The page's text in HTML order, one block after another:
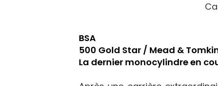
BSA
500 Gold Star / Mead &
La dernier monocylindre en